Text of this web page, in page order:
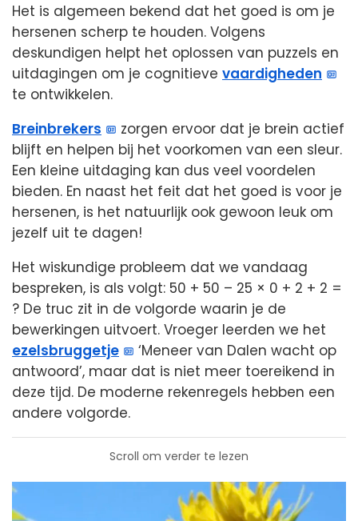
Het is algemeen bekend dat het goed is om je
hersenen scherp te houden. Volgens
deskundigen helpt het oplossen van puzzels en
uitdagingen om je cognitieve vaardigheden
te ontwikkelen.
Breinbrekers
zorgen ervoor dat je brein actief
blijft en helpen bij het voorkomen van een sleur.
Een kleine uitdaging kan dus veel voordelen
bieden. En naast het feit dat het goed is voor je
hersenen, is het natuurlijk ook gewoon leuk om
jezelf uit te dagen!
Het wiskundige probleem dat we vandaag
bespreken, is als volgt: 50 + 50 – 25 × 0 + 2 + 2 =
? De truc zit in de volgorde waarin je de
bewerkingen uitvoert. Vroeger leerden we het
ezelsbruggetje
‘Meneer van Dalen wacht op
antwoord’, maar dat is niet meer toereikend in
deze tijd. De moderne rekenregels hebben een
andere volgorde.
Scroll om verder te lezen